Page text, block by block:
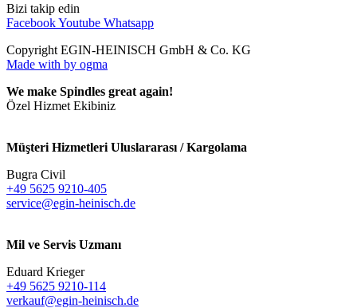
Bizi takip edin
FacebookYoutube Whatsapp
Copyright EGIN-HEINISCH GmbH & Co. KG
Made with by ogma
We make Spindles great again!
Özel Hizmet Ekibiniz
Müşteri Hizmetleri Uluslararası / Kargolama
Bugra Civil
+49 5625 9210-405
service@egin-heinisch.de
Mil ve Servis Uzmanı
Eduard Krieger
+49 5625 9210-114
verkauf@egin-heinisch.de